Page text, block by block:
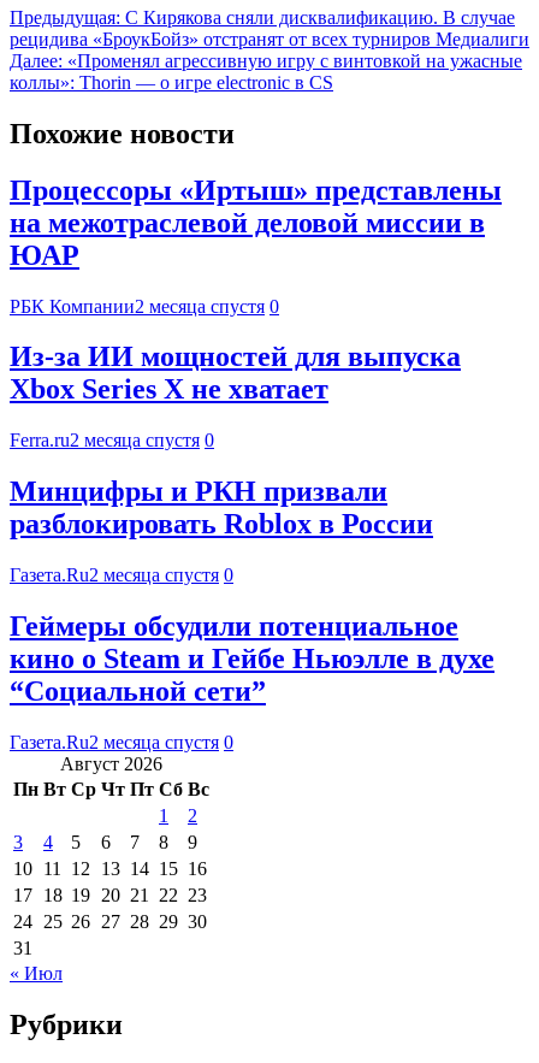
Предыдущая: С Кирякова сняли дисквалификацию. В случае
рецидива «БроукБойз» отстранят от всех турниров Медиалиги
Далее: «Променял агрессивную игру с винтовкой на ужасные
коллы»: Thorin — о игре electronic в CS
Похожие новости
Процессоры «Иртыш» представлены
на межотраслевой деловой миссии в
ЮАР
РБК Компании2 месяца спустя 0
Из-за ИИ мощностей для выпуска
Xbox Series X не хватает
Ferra.ru2 месяца спустя 0
Минцифры и РКН призвали
разблокировать Roblox в России
Газета.Ru2 месяца спустя 0
Геймеры обсудили потенциальное
кино о Steam и Гейбе Ньюэлле в духе
“Социальной сети”
Газета.Ru2 месяца спустя 0
Август 2026
Пн Вт Ср Чт Пт Сб Вс
1
2
3
4 5 6 7 8
9
10 11 12 13 14 15 16
17 18 19 20 21 22 23
24 25 26 27 28 29 30
31
« Июл
Рубрики